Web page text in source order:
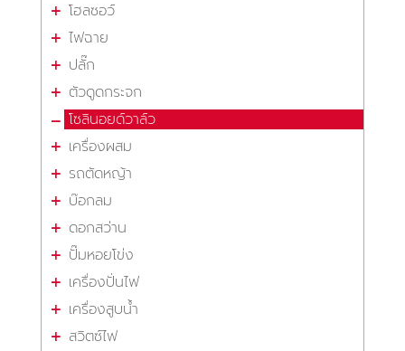
โฮลซอว์
ไฟฉาย
ปลั๊ก
ตัวดูดกระจก
โซลินอยด์วาล์ว
เครื่องผสม
รถตัดหญ้า
บ๊อกลม
ดอกสว่าน
ปั๊มหอยโข่ง
เครื่องปั่นไฟ
เครื่องสูบน้ำ
สวิตซ์ไฟ